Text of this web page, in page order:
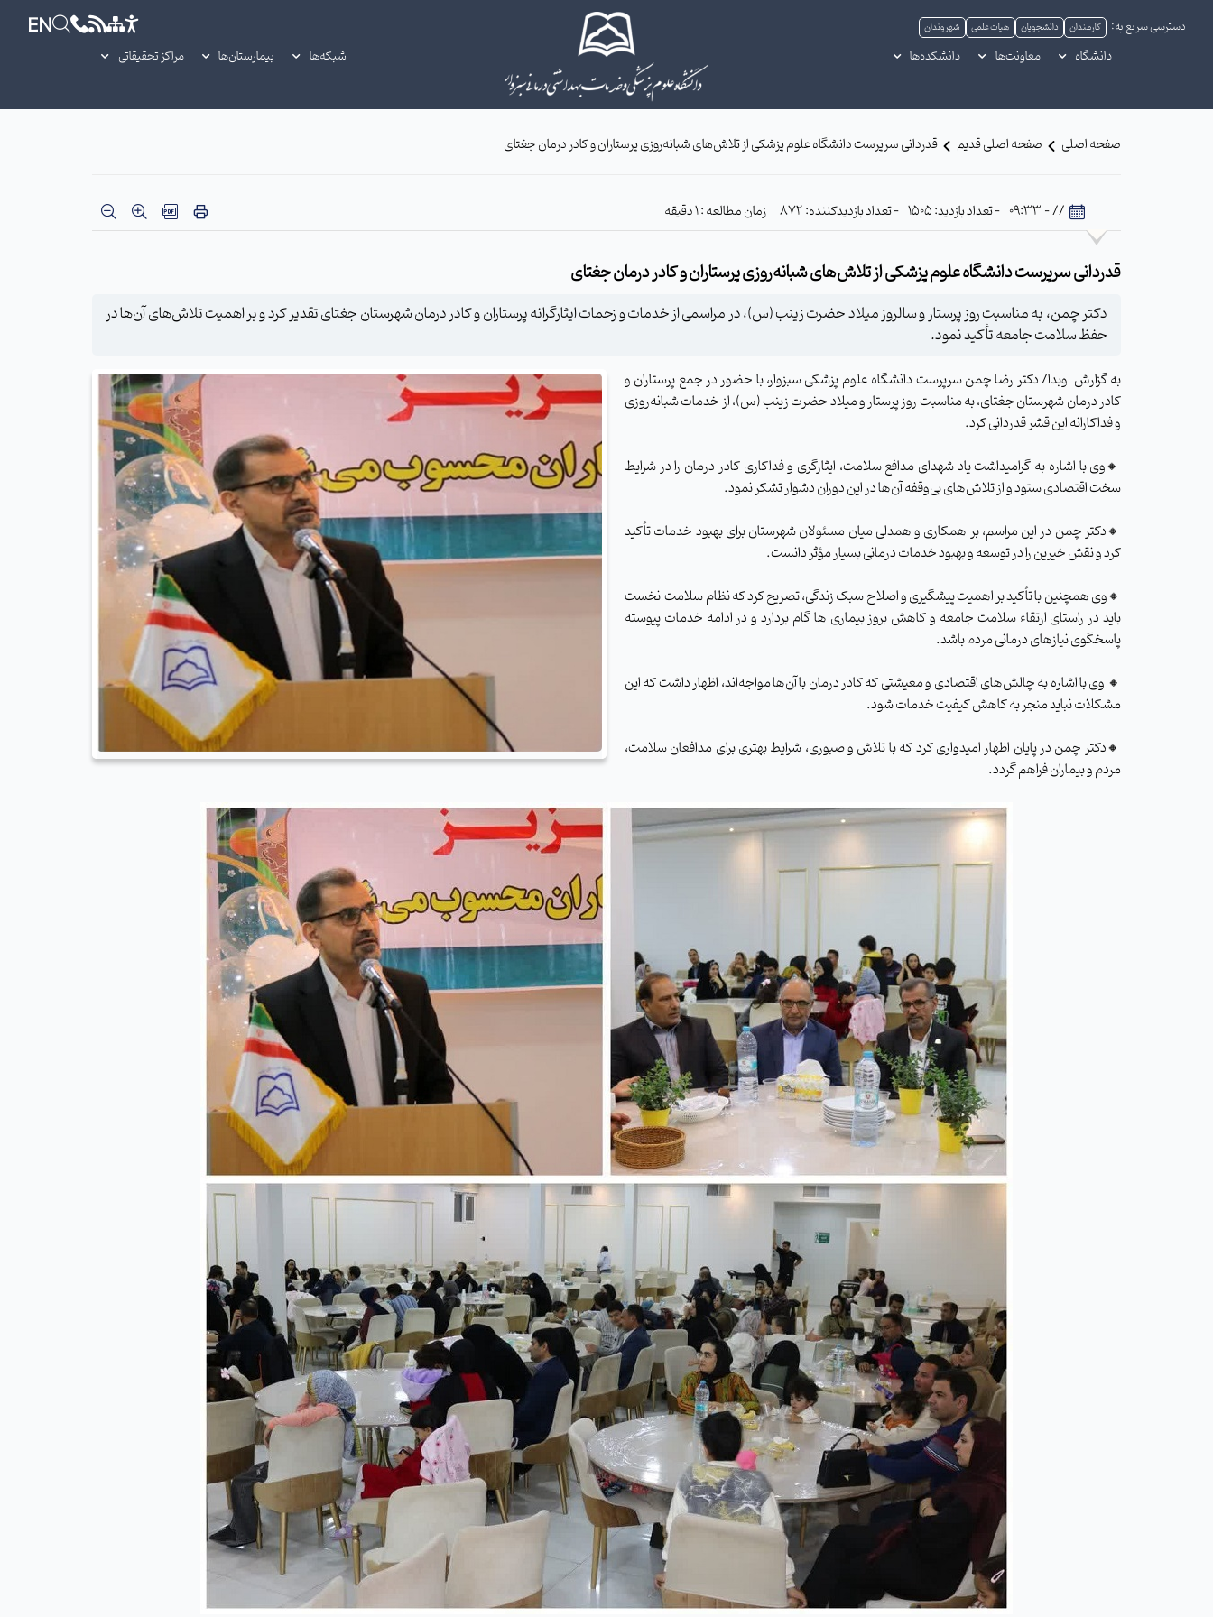
دسترسی سریع به: کارمندان دانشجویان هیات علمی شهروندان EN
دانشگاه معاونت‌ها دانشکده‌ها شبکه‌ها بیمارستان‌ها مراکز تحقیقاتی
صفحه اصلی صفحه اصلی قدیم قدردانی سرپرست دانشگاه علوم پزشکی از تلاش‌های شبانه‌روزی پرستاران و کادر درمان جغتای
// - 09:33 - تعداد بازدید: 1505 - تعداد بازدیدکننده: 872 زمان مطالعه : 1 دقیقه
قدردانی سرپرست دانشگاه علوم پزشکی از تلاش‌های شبانه‌روزی پرستاران و کادر درمان جغتای
دکتر چمن، به مناسبت روز پرستار و سالروز میلاد حضرت زینب (س)، در مراسمی از خدمات و زحمات ایثارگرانه پرستاران و کادر درمان شهرستان جغتای تقدیر کرد و بر اهمیت تلاش‌های آن‌ها در
حفظ سلامت جامعه تأکید نمود.
به گزارش وبدا/ دکتر رضا چمن سرپرست دانشگاه علوم پزشکی سبزوار، با حضور در جمع پرستاران و
کادر درمان شهرستان جغتای، به مناسبت روز پرستار و میلاد حضرت زینب (س)، از خدمات شبانه‌روزی
و فداکارانه این قشر قدردانی کرد.
🔸وی با اشاره به گرامیداشت یاد شهدای مدافع سلامت، ایثارگری و فداکاری کادر درمان را در شرایط
سخت اقتصادی ستود و از تلاش‌های بی‌وقفه آن‌ها در این دوران دشوار تشکر نمود.
🔸دکتر چمن در این مراسم، بر همکاری و همدلی میان مسئولان شهرستان برای بهبود خدمات تأکید
کرد و نقش خیرین را در توسعه و بهبود خدمات درمانی بسیار مؤثر دانست.
🔸وی همچنین با تأکید بر اهمیت پیشگیری و اصلاح سبک زندگی، تصریح کرد که نظام سلامت نخست
باید در راستای ارتقاء سلامت جامعه و کاهش بروز بیماری ها گام بردارد و در ادامه خدمات پیوسته
پاسخگوی نیازهای درمانی مردم باشد.
🔸 وی با اشاره به چالش‌های اقتصادی و معیشتی که کادر درمان با آن‌ها مواجه‌اند، اظهار داشت که این
مشکلات نباید منجر به کاهش کیفیت خدمات شود.
🔸دکتر چمن در پایان اظهار امیدواری کرد که با تلاش و صبوری، شرایط بهتری برای مدافعان سلامت،
مردم و بیماران فراهم گردد.